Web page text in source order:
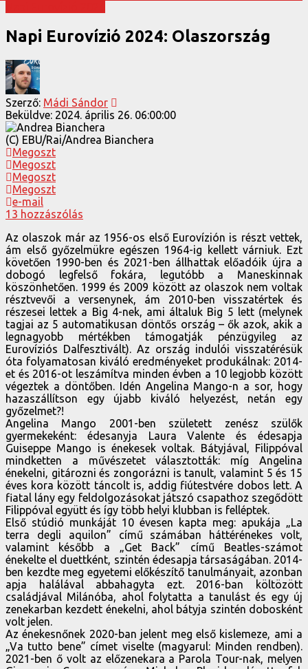
Napi Eurovízió 2024: Olaszország
Szerző: Mádi Sándor
Beküldve: 2024. április 26. 06:00:00
(C) EBU/Rai/Andrea Bianchera
Megoszt
Megoszt
Megoszt
Megoszt
e-mail
13 hozzászólás
Az olaszok már az 1956-os első Eurovízión is részt vettek,
ám első győzelmükre egészen 1964-ig kellett várniuk. Ezt
követően 1990-ben és 2021-ben állhattak előadóik újra a
dobogó legfelső fokára, legutóbb a Maneskinnak
köszönhetően. 1999 és 2009 között az olaszok nem voltak
résztvevői a versenynek, ám 2010-ben visszatértek és
részesei lettek a Big 4-nek, ami általuk Big 5 lett (melynek
tagjai az 5 automatikusan döntős ország – ők azok, akik a
legnagyobb mértékben támogatják pénzügyileg az
Eurovíziós Dalfesztivált). Az ország indulói visszatérésük
óta folyamatosan kiváló eredményeket produkálnak: 2014-
et és 2016-ot leszámítva minden évben a 10 legjobb között
végeztek a döntőben. Idén Angelina Mango-n a sor, hogy
hazaszállítson egy újabb kiváló helyezést, netán egy
győzelmet?!
Angelina Mango 2001-ben született zenész szülők
gyermekeként: édesanyja Laura Valente és édesapja
Guiseppe Mango is énekesek voltak. Bátyjával, Filippóval
mindketten a művészetet választották: míg Angelina
énekelni, gitározni és zongorázni is tanult, valamint 5 és 15
éves kora között táncolt is, addig fiútestvére dobos lett. A
fiatal lány egy feldolgozásokat játszó csapathoz szegődött
Filippóval együtt és így több helyi klubban is felléptek.
Első stúdió munkáját 10 évesen kapta meg: apukája „La
terra degli aquilon” című számában háttérénekes volt,
valamint később a „Get Back” című Beatles-számot
énekelte el duettként, szintén édesapja társaságában. 2014-
ben kezdte meg egyetemi előkészítő tanulmányait, azonban
apja halálával abbahagyta ezt. 2016-ban költözött
családjával Milánóba, ahol folytatta a tanulást és egy új
zenekarban kezdett énekelni, ahol bátyja szintén dobosként
volt jelen.
Az énekesnőnek 2020-ban jelent meg első kislemeze, ami a
„Va tutto bene” címet viselte (magyarul: Minden rendben).
2021-ben ő volt az előzenekara a Parola Tour-nak, melyen